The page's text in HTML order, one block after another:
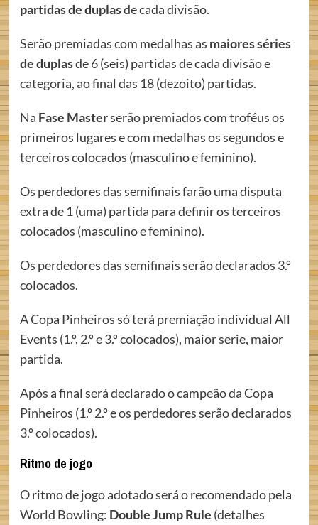
partidas de duplasde cada divisão.
Serão premiadas com medalhas as maiores séries
de duplasde 6 (seis) partidas de cada divisão e
categoria, ao final das 18 (dezoito) partidas.
Na Fase Masterserão premiados com troféus os
primeiros lugares e com medalhas os segundos e
terceiros colocados (masculino e feminino).
Os perdedores das semifinais farão uma disputa
extra de 1 (uma) partida para definir os terceiros
colocados (masculino e feminino).
Os perdedores das semifinais serão declarados 3.º
colocados.
A Copa Pinheiros só terá premiação individual All
Events (1.º, 2.º e 3.º colocados), maior serie, maior
partida.
Após a final será declarado o campeão da Copa
Pinheiros (1.º 2.º e os perdedores serão declarados
3.º colocados).
Ritmo de jogo
O ritmo de jogo adotado será o recomendado pela
World Bowling: Double Jump Rule (detalhes